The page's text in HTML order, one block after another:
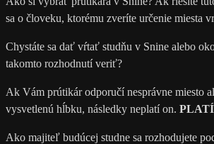
sa o človeku, ktorému zveríte určenie miesta
Chystáte sa dať vŕtať studňu v Snine alebo
takomto rozhodnutí veriť?
Ak Vám prútikár odporučí nesprávne miesto
vysvetlenú hĺbku, následky neplatí on.
Ako majiteľ budúcej studne sa rozhodujete